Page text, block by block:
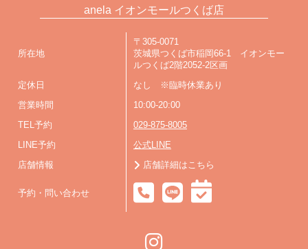
anela イオンモールつくば店
所在地
〒305-0071
茨城県つくば市稲岡66-1 イオンモー
ルつくば2階2052-2区画
定休日 なし ※臨時休業あり
営業時間 10:00-20:00
TEL予約 029-875-8005
LINE予約 公式LINE
店舗情報 店舗詳細はこちら
予約・問い合わせ